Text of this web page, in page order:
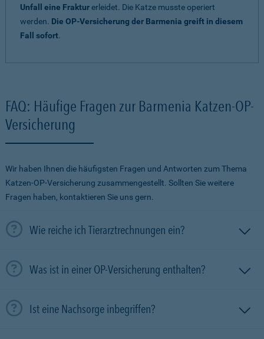
Unfall eine Frakturerleidet. Die Katze musste operiert
werden. Die OP-Versicherung der Barmenia greift in diesem
Fall sofort.
FAQ: Häufige Fragen zur Barmenia Katzen-OP-
Versicherung
Wir haben Ihnen die häufigsten Fragen und Antworten zum Thema
Katzen-OP-Versicherung zusammengestellt. Sollten Sie weitere
Fragen haben, kontaktieren Sie uns gern.
Wie reiche ich Tierarztrechnungen ein?
Was ist in einer OP-Versicherung enthalten?
Ist eine Nachsorge inbegriffen?